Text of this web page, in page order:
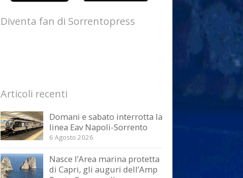
Diventa fan di Sorrentopress
Articoli recenti
Domani e sabato interrotta la
linea Eav Napoli-Sorrento
6 Agosto 2026
Nasce l’Area marina protetta
di Capri, gli auguri dell’Amp